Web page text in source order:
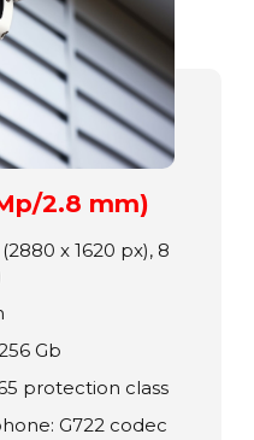
2.8 mm)
x 1620 px), 8
Gb
protection class
G722 codec